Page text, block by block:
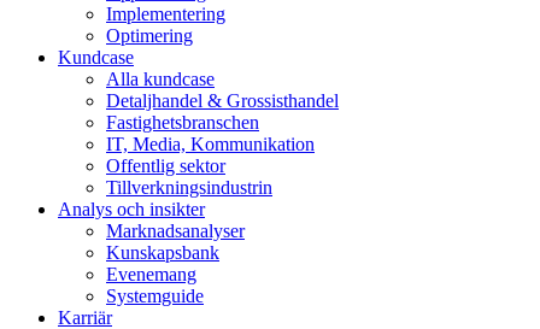
Implementering
Optimering
Kundcase
Alla kundcase
Detaljhandel & Grossisthandel
Fastighetsbranschen
IT, Media, Kommunikation
Offentlig sektor
Tillverkningsindustrin
Analys och insikter
Marknadsanalyser
Kunskapsbank
Evenemang
Systemguide
Karriär